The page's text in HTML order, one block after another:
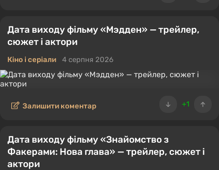
Дата виходу фільму «Мэдден» — трейлер,
сюжет і актори
Кіно і серіали 4 серпня 2026
+1
Залишити коментар
Дата виходу фільму «Знайомство з
Факерами: Нова глава» — трейлер, сюжет і
актори